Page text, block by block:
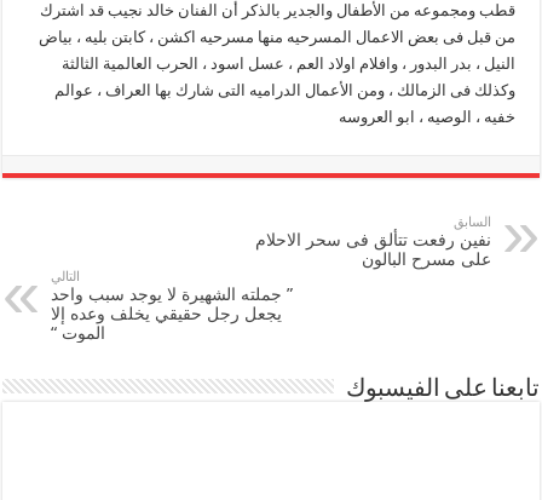
قطب ومجموعه من الأطفال والجدير بالذكر أن الفنان خالد نجيب قد اشترك
من قبل فى بعض الاعمال المسرحيه منها مسرحيه اكشن ، كابتن بليه ، بياض
النيل ، بدر البدور ، وافلام اولاد العم ، عسل اسود ، الحرب العالمية الثالثة
وكذلك فى الزمالك ، ومن الأعمال الدراميه التى شارك بها العراف ، عوالم
خفيه ، الوصيه ، ابو العروسه
السابق
نفين رفعت تتألق فى سحر الاحلام
على مسرح البالون
التالي
” جملته الشهيرة لا يوجد سبب واحد
يجعل رجل حقيقي يخلف وعده إلا
الموت “
تابعنا على الفيسبوك